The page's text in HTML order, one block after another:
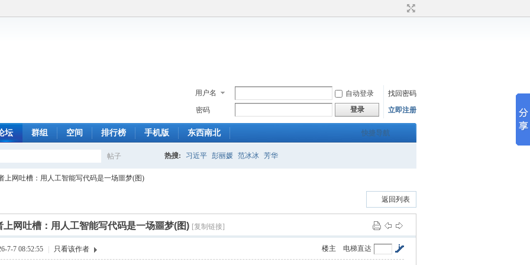
用户名 自动登录
找回密码
密码
登录 立即注册
快捷导航
坛 群组 空间 排行榜 手机版 东西南北
帖子
索
热搜: 习近平 彭丽媛 范冰冰 芳华
上网吐槽：用人工智能写代码是一场噩梦(图)
返回列表
上网吐槽：用人工智能写代码是一场噩梦(图) [复制链接]
电梯直达
楼主
7-7 08:52:55 只看该作者